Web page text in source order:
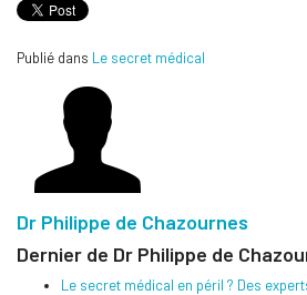
Publié dans Le secret médical
Dr Philippe de Chazournes
Dernier de Dr Philippe de
Le secret médical en péril ? Des